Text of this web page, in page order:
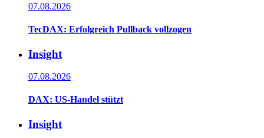
07.08.2026
TecDAX: Erfolgreich Pullback vollzogen
Insight
07.08.2026
DAX: US-Handel stützt
Insight